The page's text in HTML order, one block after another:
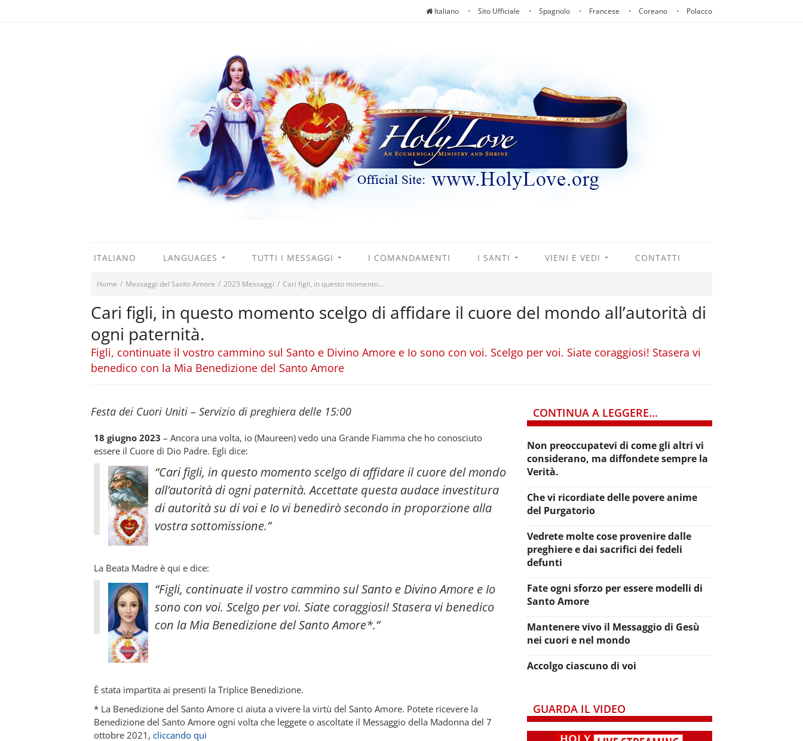
Italiano Sito Ufficiale Spagnolo Francese Coreano Polacco
ITALIANO LANGUAGES TUTTI I MESSAGGI I COMANDAMENTI I SANTI VIENI E VEDI CONTATTI
Home / Messaggi del Santo Amore / 2023 Messaggi / Cari figli, in questo momento...
Cari figli, in questo momento scelgo di affidare il cuore del mondo all’autorità di
ogni paternità.
Figli, continuate il vostro cammino sul Santo e Divino Amore e Io sono con voi. Scelgo per voi. Siate coraggiosi! Stasera vi
benedico con la Mia Benedizione del Santo Amore
Festa dei Cuori Uniti – Servizio di preghiera delle 15:00
18 giugno 2023 – Ancora una volta, io (Maureen) vedo una Grande Fiamma che ho conosciuto
essere il Cuore di Dio Padre. Egli dice:
“Cari figli, in questo momento scelgo di affidare il cuore del mondo
all’autorità di ogni paternità. Accettate questa audace investitura
di autorità su di voi e Io vi benedirò secondo in proporzione alla
vostra sottomissione.”
La Beata Madre è qui e dice:
“Figli, continuate il vostro cammino sul Santo e Divino Amore e Io
sono con voi. Scelgo per voi. Siate coraggiosi! Stasera vi benedico
con la Mia Benedizione del Santo Amore*.”
È stata impartita ai presenti la Triplice Benedizione.
* La Benedizione del Santo Amore ci aiuta a vivere la virtù del Santo Amore. Potete ricevere la
Benedizione del Santo Amore ogni volta che leggete o ascoltate il Messaggio della Madonna del 7
ottobre 2021, cliccando qui
CONTINUA A LEGGERE...
Non preoccupatevi di come gli altri vi
considerano, ma diffondete sempre la
Verità.
Che vi ricordiate delle povere anime
del Purgatorio
Vedrete molte cose provenire dalle
preghiere e dai sacrifici dei fedeli
defunti
Fate ogni sforzo per essere modelli di
Santo Amore
Mantenere vivo il Messaggio di Gesù
nei cuori e nel mondo
Accolgo ciascuno di voi
GUARDA IL VIDEO